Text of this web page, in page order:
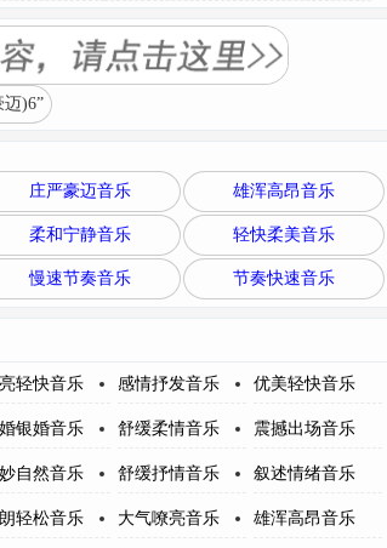
)6”
庄严豪迈音乐 雄浑高昂音乐
柔和宁静音乐 轻快柔美音乐
慢速节奏音乐 节奏快速音乐
轻快音乐 感情抒发音乐 优美轻快音乐
银婚音乐 舒缓柔情音乐 震撼出场音乐
自然音乐 舒缓抒情音乐 叙述情绪音乐
轻松音乐 大气嘹亮音乐 雄浑高昂音乐